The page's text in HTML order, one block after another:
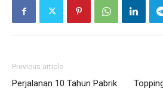
Previous article
Perjalanan 10 Tahun Pabrik